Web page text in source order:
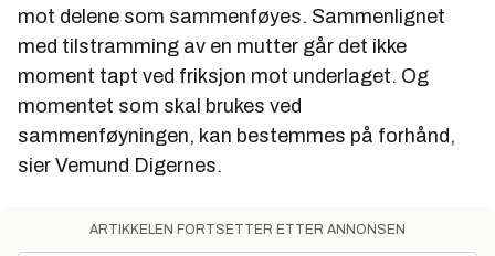
mot delene som sammenføyes. Sammenlignet
med tilstramming av en mutter går det ikke
moment tapt ved friksjon mot underlaget. Og
momentet som skal brukes ved
sammenføyningen, kan bestemmes på forhånd,
sier Vemund Digernes.
ARTIKKELEN FORTSETTER ETTER ANNONSEN